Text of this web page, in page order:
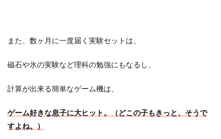
また、数ヶ月に一度届く実験セットは、
磁石や氷の実験など理科の勉強にもなるし、
計算が出来る簡単なゲーム機は、
ゲーム好きな息子に大ヒット。（どこの子もきっと、そうで
すよね。）